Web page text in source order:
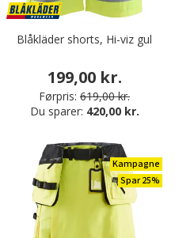
Blåkläder shorts, Hi-viz gul
199,00 kr.
Førpris: 619,00 kr.
Du sparer: 420,00 kr.
Kampagne
Spar 25%